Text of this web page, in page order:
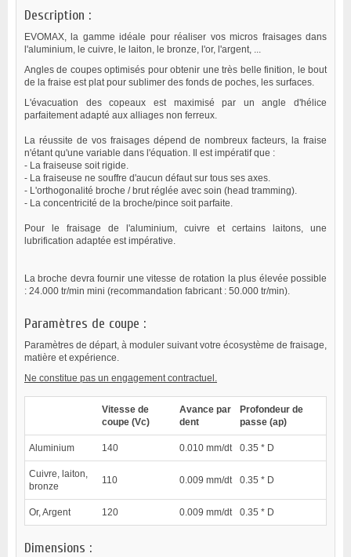
Description :
EVOMAX, la gamme idéale pour réaliser vos micros fraisages dans
l'aluminium, le cuivre, le laiton, le bronze, l'or, l'argent, ...
Angles de coupes optimisés pour obtenir une très belle finition, le bout
de la fraise est plat pour sublimer des fonds de poches, les surfaces.
L'évacuation des copeaux est maximisé par un angle d'hélice
parfaitement adapté aux alliages non ferreux.
La réussite de vos fraisages dépend de nombreux facteurs, la fraise
n'étant qu'une variable dans l'équation. Il est impératif que :
- La fraiseuse soit rigide.
- La fraiseuse ne souffre d'aucun défaut sur tous ses axes.
- L'orthogonalité broche / brut réglée avec soin (head tramming).
- La concentricité de la broche/pince soit parfaite.
Pour le fraisage de l'aluminium, cuivre et certains laitons, une
lubrification adaptée est impérative.
La broche devra fournir une vitesse de rotation la plus élevée possible
: 24.000 tr/min mini (recommandation fabricant : 50.000 tr/min).
Paramètres de coupe :
Paramètres de départ, à moduler suivant votre écosystème de fraisage,
matière et expérience.
Ne constitue pas un engagement contractuel.
Vitesse de
coupe (Vc)
Avance par
dent
Profondeur de
passe (ap)
Aluminium 140 0.010 mm/dt 0.35 * D
Cuivre, laiton,
bronze
110 0.009 mm/dt 0.35 * D
Or, Argent 120 0.009 mm/dt 0.35 * D
Dimensions :